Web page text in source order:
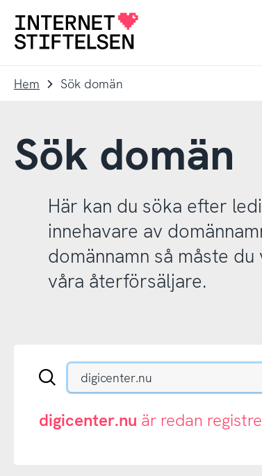
navigering
innehåll
Till
Hem Sök domän
Sök domän
Här kan du söka efter
innehavare av
domännamn så måste
våra återförsäljare.
Sök
.se-
.nu-
digicenter.nu är redan